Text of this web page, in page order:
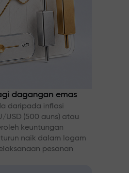
dagangan emas
daripada inflasi
USD (500 auns) atau
keuntungan
naik dalam logam
pesanan